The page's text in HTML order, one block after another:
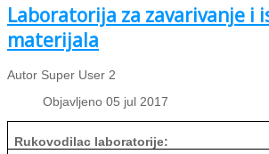
Laboratorija za zavarivanje i
materijala
Autor Super User 2
Objavljeno 05 jul 2017
Rukovodilac laboratorije: